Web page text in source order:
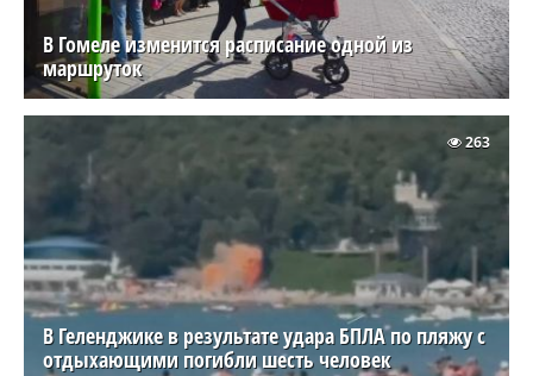
В Гомеле изменится расписание одной из
маршруток
В Геленджике в результате удара БПЛА по пляжу с
отдыхающими погибли шесть человек
263